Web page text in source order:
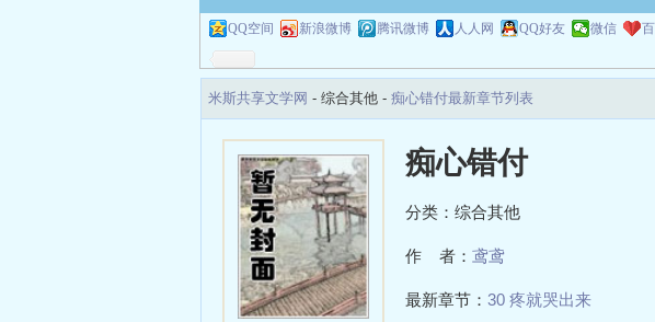
QQ空间 新浪微博 腾讯微博 人人网 QQ好友 微信
米斯共享文学网 - 综合其他 - 痴心错付最新章节列表
痴心错付
分类：综合其他
作 者： 鸢鸢
最新章节： 30 疼就哭出来